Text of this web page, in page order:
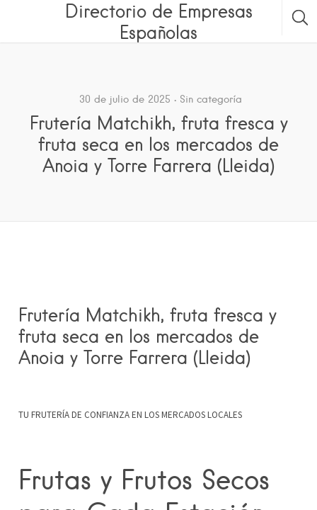
Directorio de Empresas
Españolas
30 de julio de 2025 Sin categoría
Frutería Matchikh, fruta fresca y
fruta seca en los mercados de
Anoia y Torre Farrera (Lleida)
Frutería Matchikh, fruta fresca y
fruta seca en los mercados de
Anoia y Torre Farrera (Lleida)
TU FRUTERÍA DE CONFIANZA EN LOS MERCADOS LOCALES
Frutas y Frutos Secos